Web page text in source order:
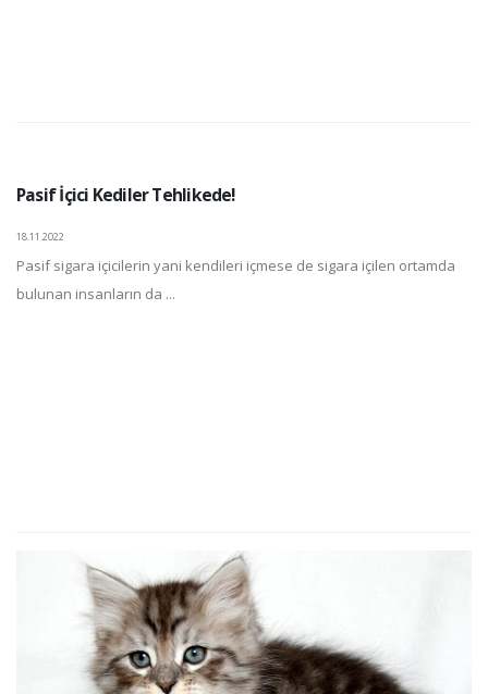
Pasif İçici Kediler Tehlikede!
18.11.2022
Pasif sigara içicilerin yani kendileri içmese de sigara içilen ortamda
bulunan insanların da ...